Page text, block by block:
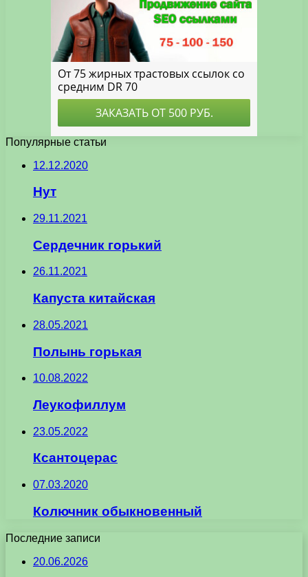
Популярные статьи
12.12.2020
Нут
29.11.2021
Сердечник горький
26.11.2021
Капуста китайская
28.05.2021
Полынь горькая
10.08.2022
Леукофиллум
23.05.2022
Ксантоцерас
07.03.2020
Колючник обыкновенный
Последние записи
20.06.2026